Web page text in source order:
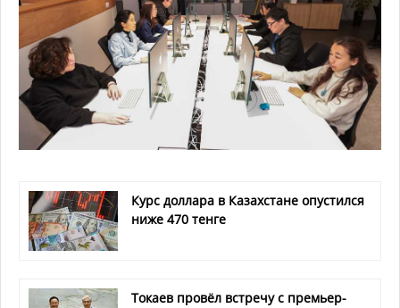
Курс доллара в Казахстане опустился
ниже 470 тенге
Токаев провёл встречу с премьер-